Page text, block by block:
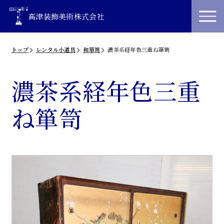
高津装飾美術株式会社
トップ レンタル小道具 和箪笥 濃茶系経年色三重ね箪笥
濃茶系経年色三重
ね箪笥